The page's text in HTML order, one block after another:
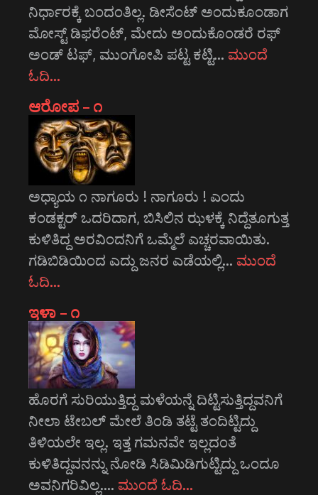
ನಿರ್ಧಾರಕ್ಕೆ ಬಂದಂತಿಲ್ಲ. ಡೀಸೆಂಟ್ ಅಂದುಕೂಂಡಾಗ
ಮೋಸ್ಟ್‌ ಡಿಫರೆಂಟ್‌, ಮೇದು ಅಂದುಕೊಂಡರೆ ರಫ್
ಅಂಡ್ ಟಫ್, ಮುಂಗೋಪಿ ಪಟ್ಟ ಕಟ್ಟಿ… ಮುಂದೆ
ಓದಿ…
ಆರೋಪ – ೧
ಅಧ್ಯಾಯ ೧ ನಾಗೂರು ! ನಾಗೂರು ! ಎಂದು
ಕಂಡಕ್ಟರ್ ಒದರಿದಾಗ, ಬಿಸಿಲಿನ ಝಳಕ್ಕೆ ನಿದ್ದೆತೂಗುತ್ತ
ಕುಳಿತಿದ್ದ ಅರವಿಂದನಿಗೆ ಒಮ್ಮೆಲೆ ಎಚ್ಚರವಾಯಿತು.
ಗಡಿಬಿಡಿಯಿಂದ ಎದ್ದು ಜನರ ಎಡೆಯಲ್ಲಿ… ಮುಂದೆ
ಓದಿ…
ಇಳಾ – ೧
ಹೊರಗೆ ಸುರಿಯುತ್ತಿದ್ದ ಮಳೆಯನ್ನೆ ದಿಟ್ಟಿಸುತ್ತಿದ್ದವನಿಗೆ
ನೀಲಾ ಟೇಬಲ್ ಮೇಲೆ ತಿಂಡಿ ತಟ್ಟೆ ತಂದಿಟ್ಟಿದ್ದು
ತಿಳಿಯಲೇ ಇಲ್ಲ. ಇತ್ತ ಗಮನವೇ ಇಲ್ಲದಂತೆ
ಕುಳಿತಿದ್ದವನನ್ನು ನೋಡಿ ಸಿಡಿಮಿಡಿಗುಟ್ಟಿದ್ದು ಒಂದೂ
ಅವನಿಗರಿವಿಲ್ಲ.… ಮುಂದೆ ಓದಿ…